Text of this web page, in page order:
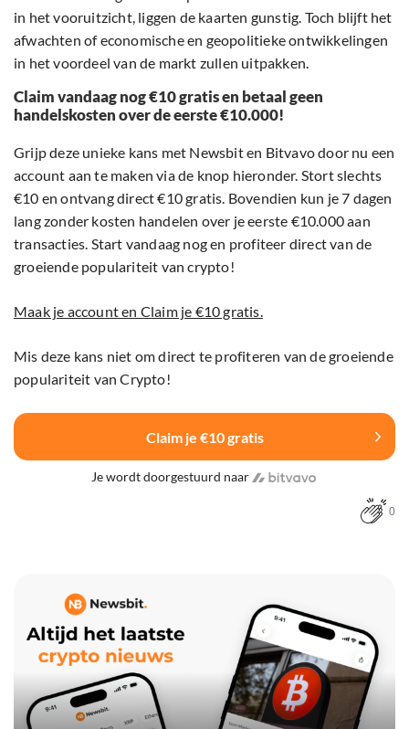
in het vooruitzicht, liggen de kaarten gunstig. Toch blijft het
afwachten of economische en geopolitieke ontwikkelingen
in het voordeel van de markt zullen uitpakken.
Claim vandaag nog €10 gratis en betaal geen
handelskosten over de eerste €10.000!
Grijp deze unieke kans met Newsbit en Bitvavo door nu een
account aan te maken via de knop hieronder. Stort slechts
€10 en ontvang direct €10 gratis. Bovendien kun je 7 dagen
lang zonder kosten handelen over je eerste €10.000 aan
transacties. Start vandaag nog en profiteer direct van de
groeiende populariteit van crypto!
Maak je account en Claim je €10 gratis.
Mis deze kans niet om direct te profiteren van de groeiende
populariteit van Crypto!
Claim je €10 gratis
Je wordt doorgestuurd naar
0